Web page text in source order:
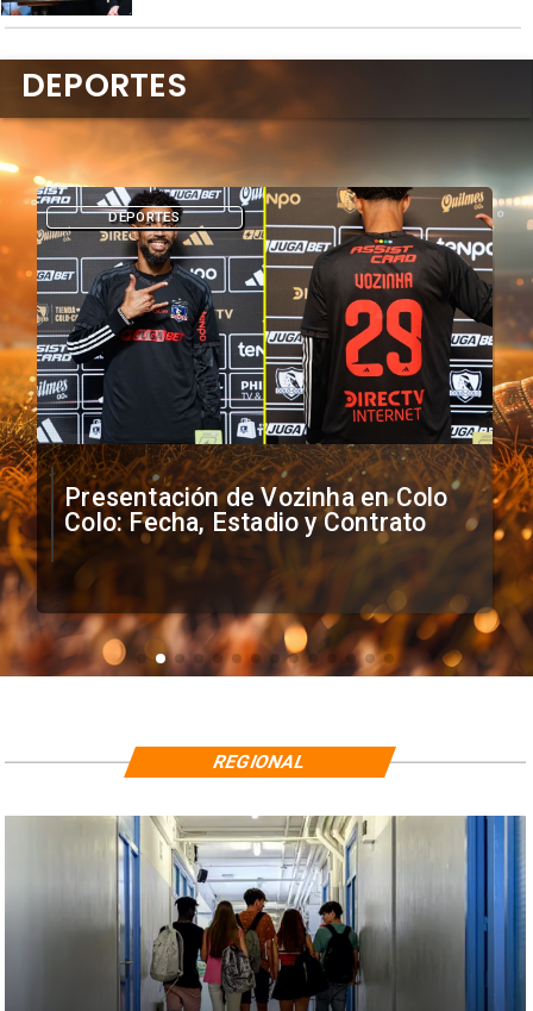
Presentación de Vozinha en Colo
Colo: Fecha, Estadio y Contrato
DEPORTES
DEPORTES
REGIONAL